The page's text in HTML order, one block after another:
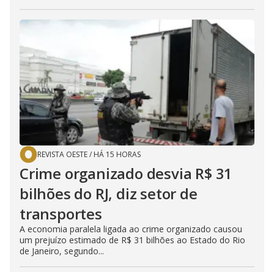
REVISTA OESTE/ HÁ 15 HORAS
Crime organizado desvia R$ 31
bilhões do RJ, diz setor de
transportes
A economia paralela ligada ao crime organizado causou
um prejuízo estimado de R$ 31 bilhões ao Estado do Rio
de Janeiro, segundo...